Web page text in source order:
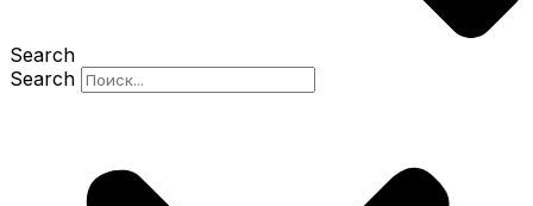
Search
Search